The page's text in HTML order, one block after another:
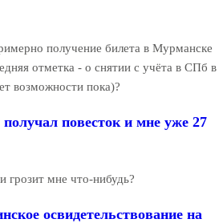
получение билета в Мурманске
отметка - о снятии с учёта в СПб в
возможности пока)?
повесток и мне уже 27
грозит мне что-нибудь?
освидетельствование на